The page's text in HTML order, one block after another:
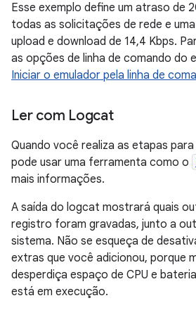
Esse exemplo define um atraso de
todas as solicitações de rede e
upload e download de 14,4 Kbps.
as opções de linha de comando do
Iniciar o emulador pela linha de
Ler com Logcat
Quando você realiza as etapas
pode usar uma ferramenta como o
mais informações.
A saída do logcat mostrará quais
registro foram gravadas, junto a
sistema. Não se esqueça de
extras que você adicionou, porque
desperdiça espaço de CPU e
está em execução.